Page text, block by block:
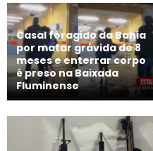
Casal foragido da Bahia
por matar grávida de 8
meses e enterrar corpo
é preso na Baixada
Fluminense